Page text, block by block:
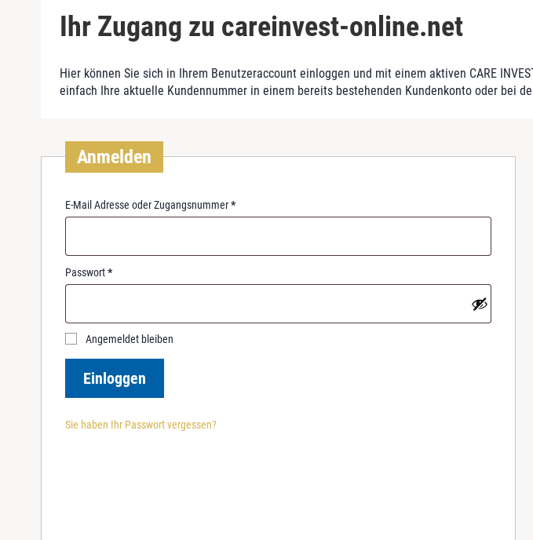
Ihr Zugang zu careinvest-online.net
Hier können Sie sich in Ihrem Benutzeraccount einloggen und mit einem aktiven CARE
einfach Ihre aktuelle Kundennummer in einem bereits bestehenden Kundenkonto oder bei
Anmelden
E-Mail Adresse oder Zugangsnummer*R
e
u
r
Passwort*R
e
u
i
d
Angemeldet bleiben
Einloggen
Sie haben Ihr Passwort vergessen?